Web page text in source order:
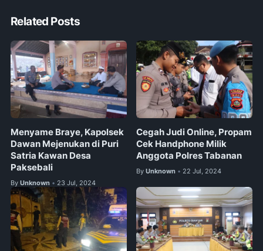
Related Posts
Menyame Braye, Kapolsek
Dawan Mejenukan di Puri
Satria Kawan Desa
Paksebali
By Unknown • 23 Jul, 2024
Cegah Judi Online, Propam
Cek Handphone Milik
Anggota Polres Tabanan
By Unknown • 22 Jul, 2024